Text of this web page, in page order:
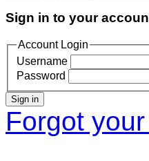
Sign in to your
Account Login
Username
Password
Sign in
Forgot